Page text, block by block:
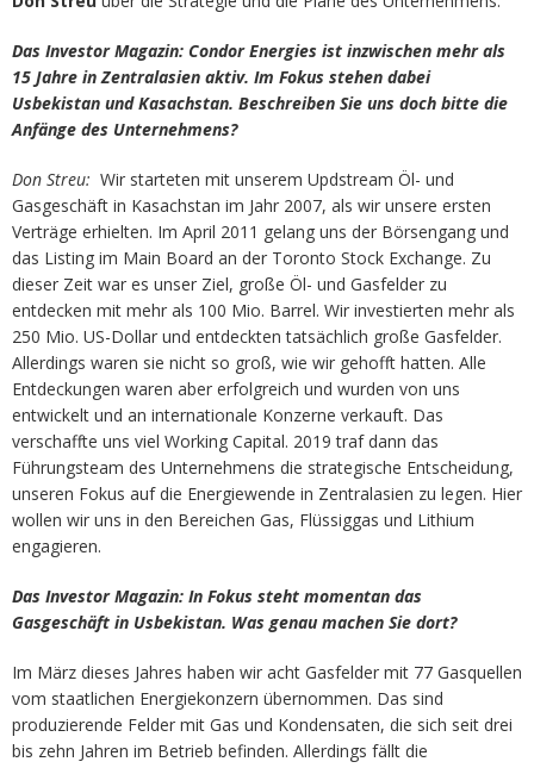
Das Investor Magazin: Condor Energies ist inzwischen mehr als
15 Jahre in Zentralasien aktiv. Im Fokus stehen dabei
Usbekistan und Kasachstan. Beschreiben Sie uns doch bitte die
Anfänge des Unternehmens?
Don Streu: Wir starteten mit unserem Updstream Öl- und
Gasgeschäft in Kasachstan im Jahr 2007, als wir unsere ersten
Verträge erhielten. Im April 2011 gelang uns der Börsengang und
das Listing im Main Board an der Toronto Stock Exchange. Zu
dieser Zeit war es unser Ziel, große Öl- und Gasfelder zu
entdecken mit mehr als 100 Mio. Barrel. Wir investierten mehr als
250 Mio. US-Dollar und entdeckten tatsächlich große Gasfelder.
Allerdings waren sie nicht so groß, wie wir gehofft hatten. Alle
Entdeckungen waren aber erfolgreich und wurden von uns
entwickelt und an internationale Konzerne verkauft. Das
verschaffte uns viel Working Capital. 2019 traf dann das
Führungsteam des Unternehmens die strategische Entscheidung,
unseren Fokus auf die Energiewende in Zentralasien zu legen. Hier
wollen wir uns in den Bereichen Gas, Flüssiggas und Lithium
engagieren.
Das Investor Magazin: In Fokus steht momentan das
Gasgeschäft in Usbekistan. Was genau machen Sie dort?
Im März dieses Jahres haben wir acht Gasfelder mit 77 Gasquellen
vom staatlichen Energiekonzern übernommen. Das sind
produzierende Felder mit Gas und Kondensaten, die sich seit drei
bis zehn Jahren im Betrieb befinden. Allerdings fällt die